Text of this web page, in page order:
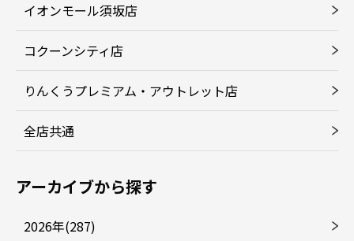
イオンモール須坂店
コクーンシティ店
りんくうプレミアム・アウトレット店
全店共通
アーカイブから探す
2026年(287)